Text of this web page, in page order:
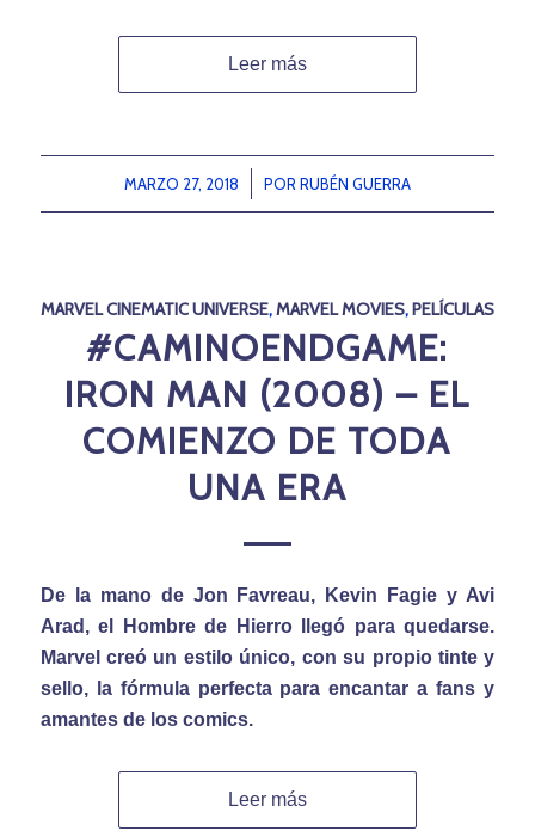
Leer más
MARZO 27, 2018
/ POR RUBÉN GUERRA
MARVEL CINEMATIC UNIVERSE,MARVEL MOVIES,PELÍCULAS
#CAMINOENDGAME:
IRON MAN (2008) – EL
COMIENZO DE TODA
UNA ERA
De la mano de Jon Favreau, Kevin Fagie y Avi
Arad, el Hombre de Hierro llegó para quedarse.
Marvel creó un estilo único, con su propio tinte y
sello, la fórmula perfecta para encantar a fans y
amantes de los comics.
Leer más